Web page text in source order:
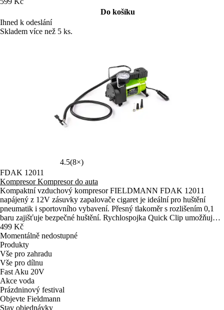
Do košíku
Ihned k odeslání
Skladem více než 5 ks.
4.5(8×)
FDAK 12011
Kompresor Kompresor do auta
Kompaktní vzduchový kompresor FIELDMANN FDAK 12011
napájený z 12V zásuvky zapalovače cigaret je ideální pro huštění
pneumatik i sportovního vybavení. Přesný tlakoměr s rozlišením 0,1
baru zajišťuje bezpečné huštění. Rychlospojka Quick Clip umožňuje
snadné připojení k ventilku.
499 Kč
Momentálně nedostupné
Produkty
Vše pro zahradu
Vše pro dílnu
Fast Aku 20V
Akce voda
Prázdninový festival
Objevte Fieldmann
Stav objednávky